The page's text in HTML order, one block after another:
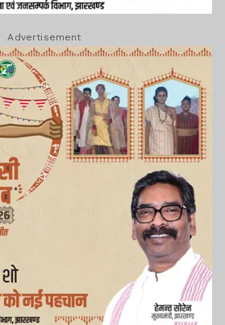
Advertisement